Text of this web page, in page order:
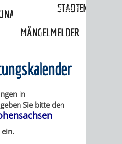
MÄNGELMELDER
STADTPORTRAIT
Unsere Stadt
Hohensachsen
in
Sie bitte den
ein.